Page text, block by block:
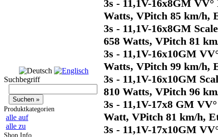
Suchbegriff
Produktkategorien
alle auf
alle zu
Shop Info
3s - 11,1V-16x8GM
Watts, VPitch 85 km/h,
3s - 11,1V-16x8GM
658 Watts, VPitch 81
3s - 11,1V-16x10GM
Watts, VPitch 99 km/h,
3s - 11,1V-16x10GM
810 Watts, VPitch 96
3s - 11,1V-17x8 GM
Watt, VPitch 81 km/h,
3s - 11,1V-17x10GM